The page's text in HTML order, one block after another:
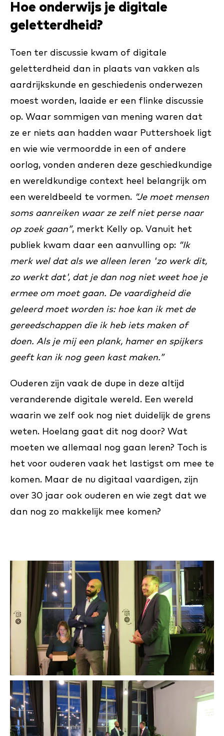
Hoe onderwijs je digitale
geletterdheid?
Toen ter discussie kwam of digitale
geletterdheid dan in plaats van vakken als
aardrijkskunde en geschiedenis onderwezen
moest worden, laaide er een flinke discussie
op. Waar sommigen van mening waren dat
ze er niets aan hadden waar Puttershoek ligt
en wie wie vermoordde in een of andere
oorlog, vonden anderen deze geschiedkundige
en wereldkundige context heel belangrijk om
een wereldbeeld te vormen. “Je moet mensen
soms aanreiken waar ze zelf niet perse naar
op zoek gaan”, merkt Kelly op. Vanuit het
publiek kwam daar een aanvulling op: “Ik
merk wel dat als we alleen leren 'zo werk dit,
zo werkt dat', dat je dan nog niet weet hoe je
ermee om moet gaan. De vaardigheid die
geleerd moet worden is: hoe kan ik met de
gereedschappen die ik heb iets maken of
doen. Als je mij een plank, hamer en spijkers
geeft kan ik nog geen kast maken.”
Ouderen zijn vaak de dupe in deze altijd
veranderende digitale wereld. Een wereld
waarin we zelf ook nog niet duidelijk de grens
weten. Hoelang gaat dit nog door? Wat
moeten we allemaal nog gaan leren? Toch is
het voor ouderen vaak het lastigst om mee te
komen. Maar de nu digitaal vaardigen, zijn
over 30 jaar ook ouderen en wie zegt dat we
dan nog zo makkelijk mee komen?